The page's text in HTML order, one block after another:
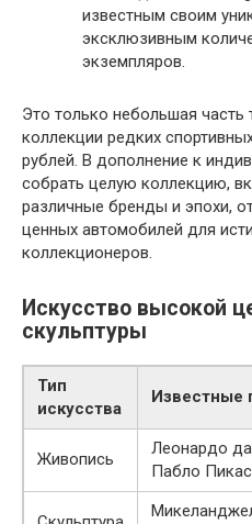
известным своим
эксклюзивным
экземпляров.
Это только небольшая часть
коллекции редких
рублей. В дополнение к
собрать целую коллекцию,
различные бренды и эпохи,
ценных автомобилей для
коллекционеров.
Искусство высокой
скульптуры
Тип
искусства
Известные
Живопись
Леонардо
Пабло